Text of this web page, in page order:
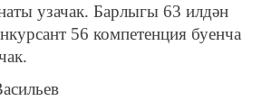
узачак. Барлыгы 63 илдән
56 компетенция буенча